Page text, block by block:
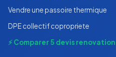
Vendre une passoire thermique
DPE collectif copropriete
⚡ Comparer 5 devis renovation